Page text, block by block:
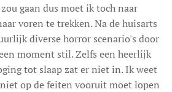
gaan dus moet ik toch naar
voren te trekken. Na de huisarts
diverse horror scenario's door
moment stil. Zelfs een heerlijk
tot slaap zat er niet in. Ik weet
op de feiten vooruit moet lopen